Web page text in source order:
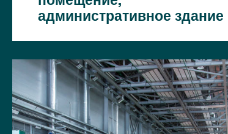
административное здание